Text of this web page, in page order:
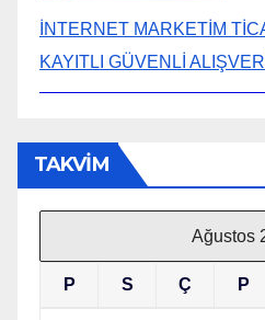
İNTERNET MARKETİM
KAYITLI GÜVENLİ
TAKVİM
Ağustos
P S Ç P